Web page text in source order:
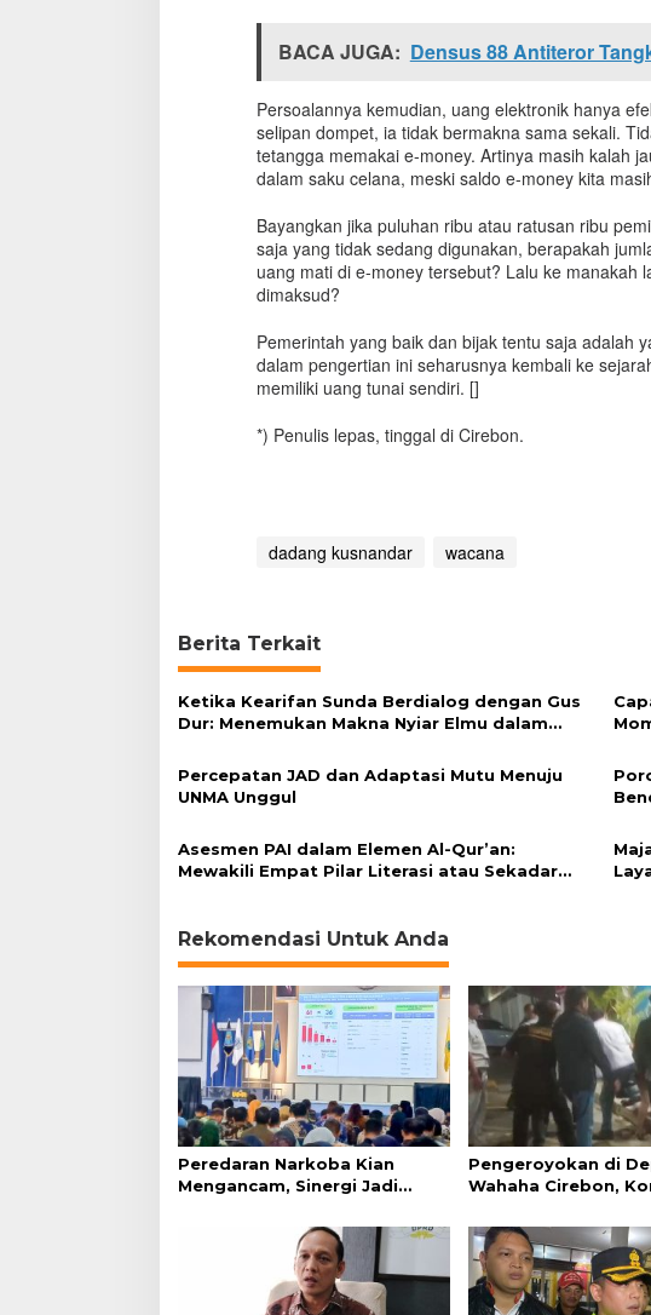
BACA JUGA: Densus 88 Antiteror
Persoalannya kemudian, uang elektronik hanya
selipan dompet, ia tidak bermakna sama sekali.
tetangga memakai e-money. Artinya masih kalah
dalam saku celana, meski saldo e-money kita
Bayangkan jika puluhan ribu atau ratusan ribu
saja yang tidak sedang digunakan, berapakah
uang mati di e-money tersebut? Lalu ke manakah
dimaksud?
Pemerintah yang baik dan bijak tentu saja adalah
dalam pengertian ini seharusnya kembali ke
memiliki uang tunai sendiri. []
*) Penulis lepas, tinggal di Cirebon.
dadang kusnandar wacana
Berita Terkait
Ketika Kearifan Sunda Berdialog dengan Gus
Dur: Menemukan Makna Nyiar Elmu dalam
Percepatan JAD dan Adaptasi Mutu Menuju
UNMA Unggul
Asesmen PAI dalam Elemen Al-Qur’an:
Mewakili Empat Pilar Literasi atau Sekadar
Rekomendasi Untuk Anda
Peredaran Narkoba Kian
Mengancam, Sinergi Jadi
Pengeroyokan di
Wahaha Cirebon,